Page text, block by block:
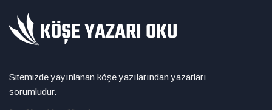
Sitemizde yayınlanan köşe yazılarından yazarları
sorumludur.